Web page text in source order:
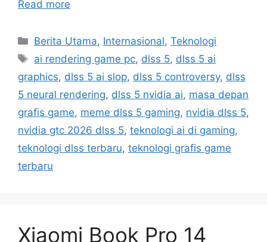
Read more
Categories
Berita Utama, Internasional,Teknologi
Tags
ai rendering game pc, dlss 5, dlss 5 ai
graphics, dlss 5 ai slop, dlss 5 controversy, dlss
5 neural rendering, dlss 5 nvidia ai, masa depan
grafis game, meme dlss 5 gaming, nvidia dlss 5,
nvidia gtc 2026 dlss 5, teknologi ai di gaming,
teknologi dlss terbaru, teknologi grafis game
terbaru
Xiaomi Book Pro 14